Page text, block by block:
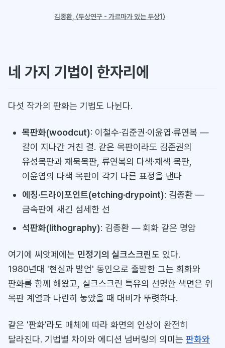
김종환, 〈두상연구 - 가르마가 있는 두상1〉
네 가지 기법이 한자리에
다섯 작가의 판화는 기법도 나뉜다.
목판화(woodcut): 이철수·김준권·이윤엽·류연복 —
칼이 지나간 거친 결. 같은 목판이라도 김준권의
유성목판과 채묵목판, 류연복의 다색·채색 목판,
이윤엽의 다색 목판이 각기 다른 표정을 낸다
에칭·드라이포인트(etching·drypoint): 김종환 —
금속판에 새긴 섬세한 선
석판화(lithography): 김종환 — 회화 같은 명암
여기에 씨앗페에는 민정기의 실크스크린도 있다.
1980년대 '현실과 발언' 동인으로 출발한 그는 회화와
판화를 함께 해왔고, 실크스크린 특유의 선명한 색면은 위
목판 계열과 나란히 놓았을 때 대비가 뚜렷하다.
같은 '판화'라도 매체에 따라 화면의 인상이 완전히
달라진다. 기법별 차이와 에디션 넘버링의 의미는 판화와